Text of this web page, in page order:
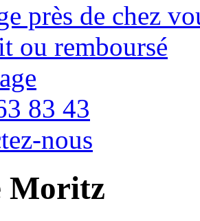
près de chez
ou remboursé
83 43
nous
Moritz